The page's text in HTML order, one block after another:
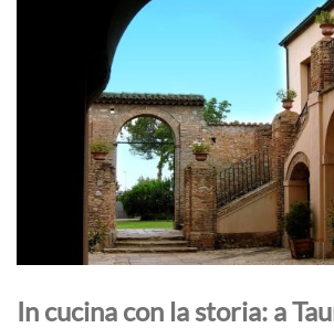
In cucina con la storia: a